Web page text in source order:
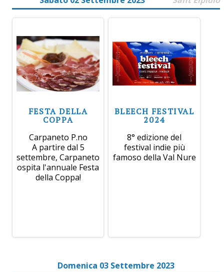
FESTA DELLA
COPPA
Carpaneto P.no
A partire dal 5
settembre, Carpaneto
ospita l'annuale Festa
della Coppa!
BLEECH FESTIVAL
2024
8° edizione del
festival indie più
famoso della Val Nure
Domenica 03 Settembre 2023